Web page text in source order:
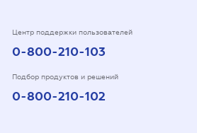
Центр поддержки пользователей
0-800-210-103
Подбор продуктов и решений
0-800-210-102